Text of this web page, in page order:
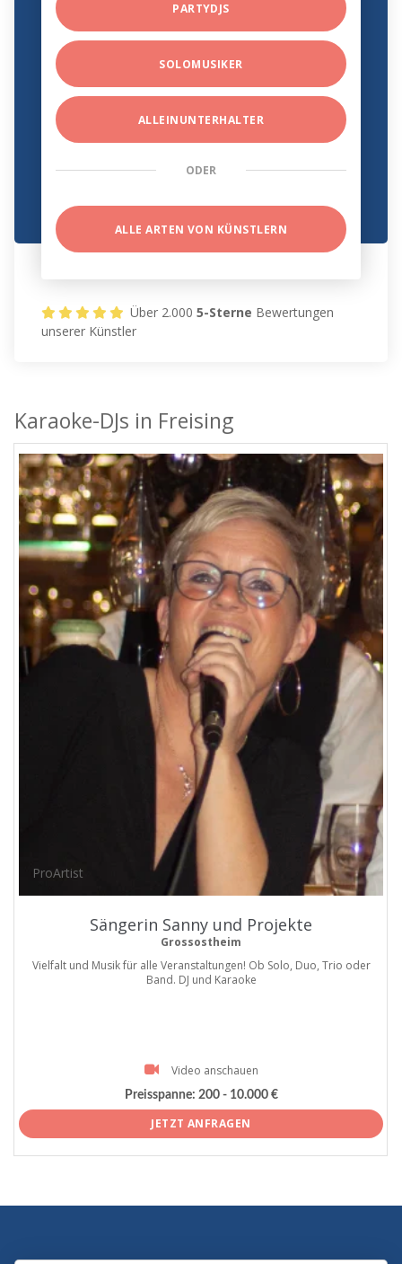
PARTYDJS
SOLOMUSIKER
ALLEINUNTERHALTER
ODER
ALLE ARTEN VON KÜNSTLERN
Über 2.0005-Sterne Bewertungen
unserer Künstler
Karaoke-DJs in Freising
ProArtist
Sängerin Sanny und Projekte
Grossostheim
Vielfalt und Musik für alle Veranstaltungen! Ob Solo, Duo, Trio oder
Band. DJ und Karaoke
Video anschauen
Preisspanne: 200 - 10.000 €
JETZT ANFRAGEN